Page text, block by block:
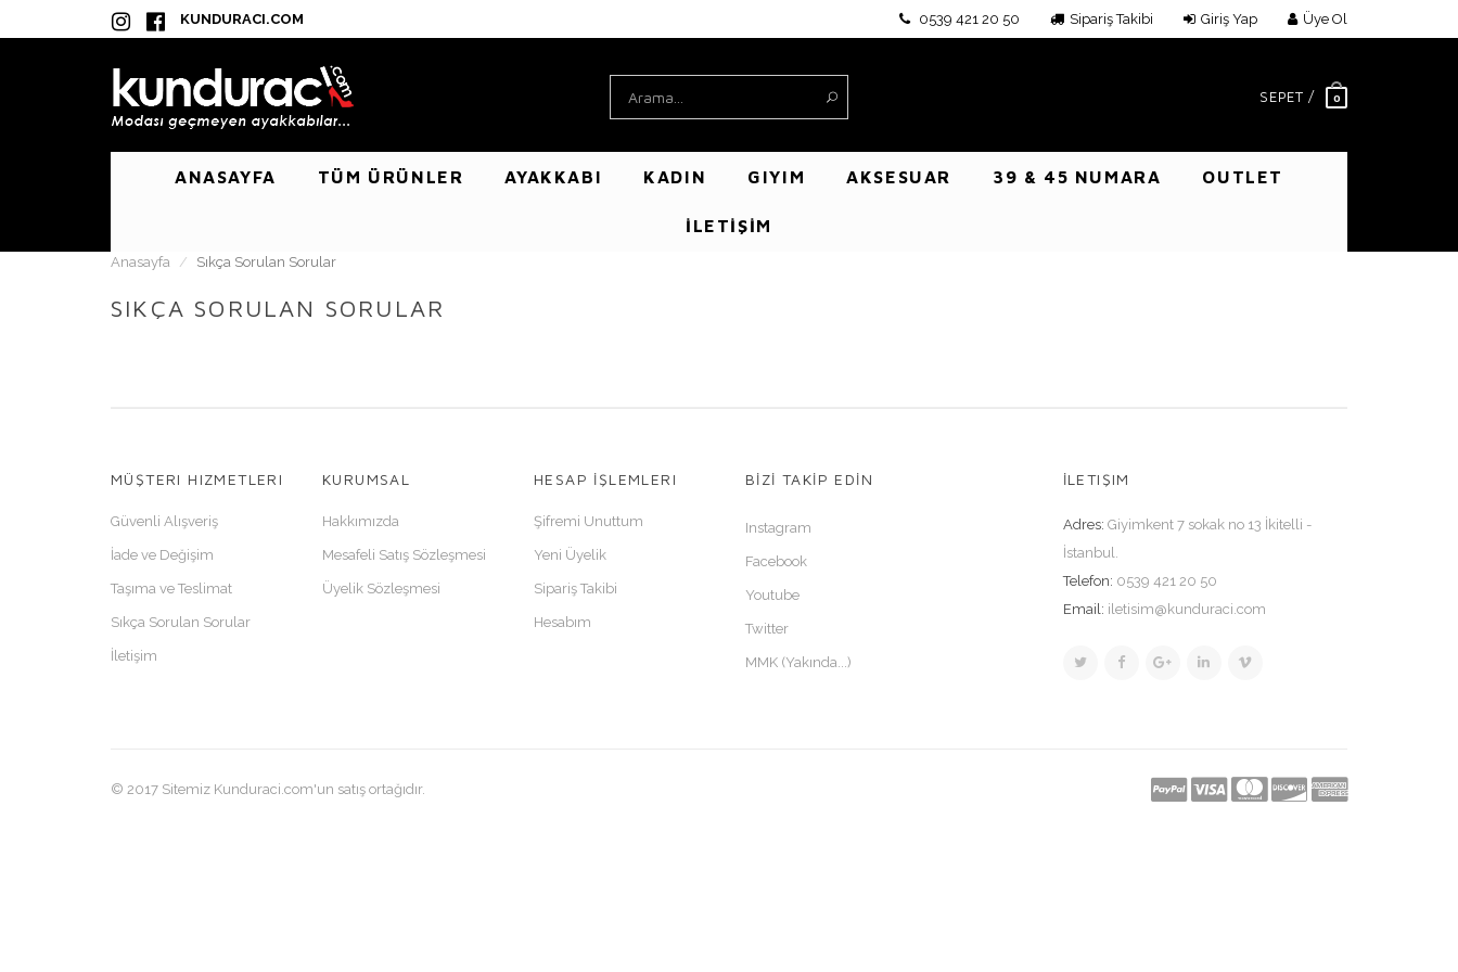
KUNDURACI.COM 0539 421 20 50 Sipariş Takibi Giriş Yap Üye Ol
0
SEPET /
ANASAYFA TÜM ÜRÜNLER AYAKKABI KADIN GIYIM AKSESUAR 39 & 45 NUMARA OUTLET
İLETİŞİM
Anasayfa Sıkça Sorulan Sorular
SIKÇA SORULAN SORULAR
MÜŞTERI HIZMETLERI
Güvenli Alışveriş
İade ve Değişim
Taşıma ve Teslimat
Sıkça Sorulan Sorular
İletişim
KURUMSAL
Hakkımızda
Mesafeli Satış Sözleşmesi
Üyelik Sözleşmesi
HESAP İŞLEMLERI
Şifremi Unuttum
Yeni Üyelik
Sipariş Takibi
Hesabım
BİZİ TAKİP EDİN
Instagram
Facebook
Youtube
Twitter
MMK (Yakında...)
İLETIŞIM
Adres: Giyimkent 7 sokak no 13 İkitelli -
İstanbul.
Telefon: 0539 421 20 50
Email: iletisim@kunduraci.com
© 2017 Sitemiz Kunduraci.com'un satış ortağıdır.